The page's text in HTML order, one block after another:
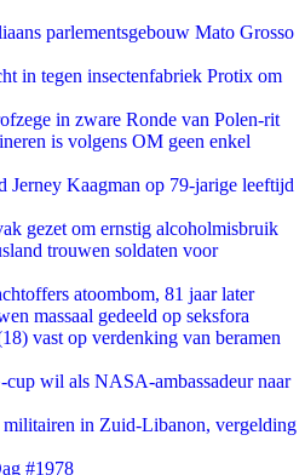
parlementsgebouw Mato Grosso
in tegen insectenfabriek Protix om
in zware Ronde van Polen-rit
is volgens OM geen enkel
Jerney Kaagman op 79-jarige leeftijd
gezet om ernstig alcoholmisbruik
trouwen soldaten voor
atoombom, 81 jaar later
massaal gedeeld op seksfora
vast op verdenking van beramen
wil als NASA-ambassadeur naar
militairen in Zuid-Libanon, vergelding
#1978